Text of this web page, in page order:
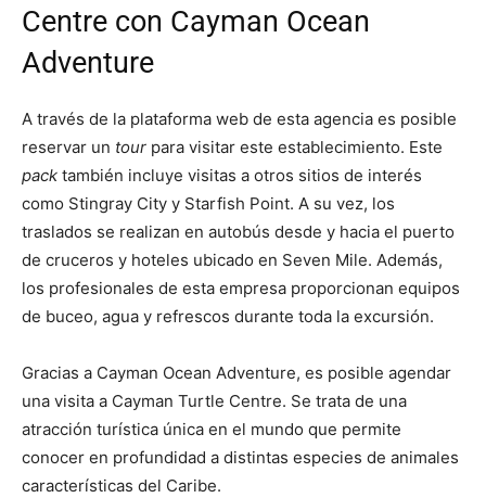
Centre con Cayman Ocean
Adventure
A través de la plataforma web de esta agencia es posible
reservar un tour para visitar este establecimiento. Este
pack también incluye visitas a otros sitios de interés
como Stingray City y Starfish Point. A su vez, los
traslados se realizan en autobús desde y hacia el puerto
de cruceros y hoteles ubicado en Seven Mile. Además,
los profesionales de esta empresa proporcionan equipos
de buceo, agua y refrescos durante toda la excursión.
Gracias a Cayman Ocean Adventure, es posible agendar
una visita a Cayman Turtle Centre. Se trata de una
atracción turística única en el mundo que permite
conocer en profundidad a distintas especies de animales
características del Caribe.